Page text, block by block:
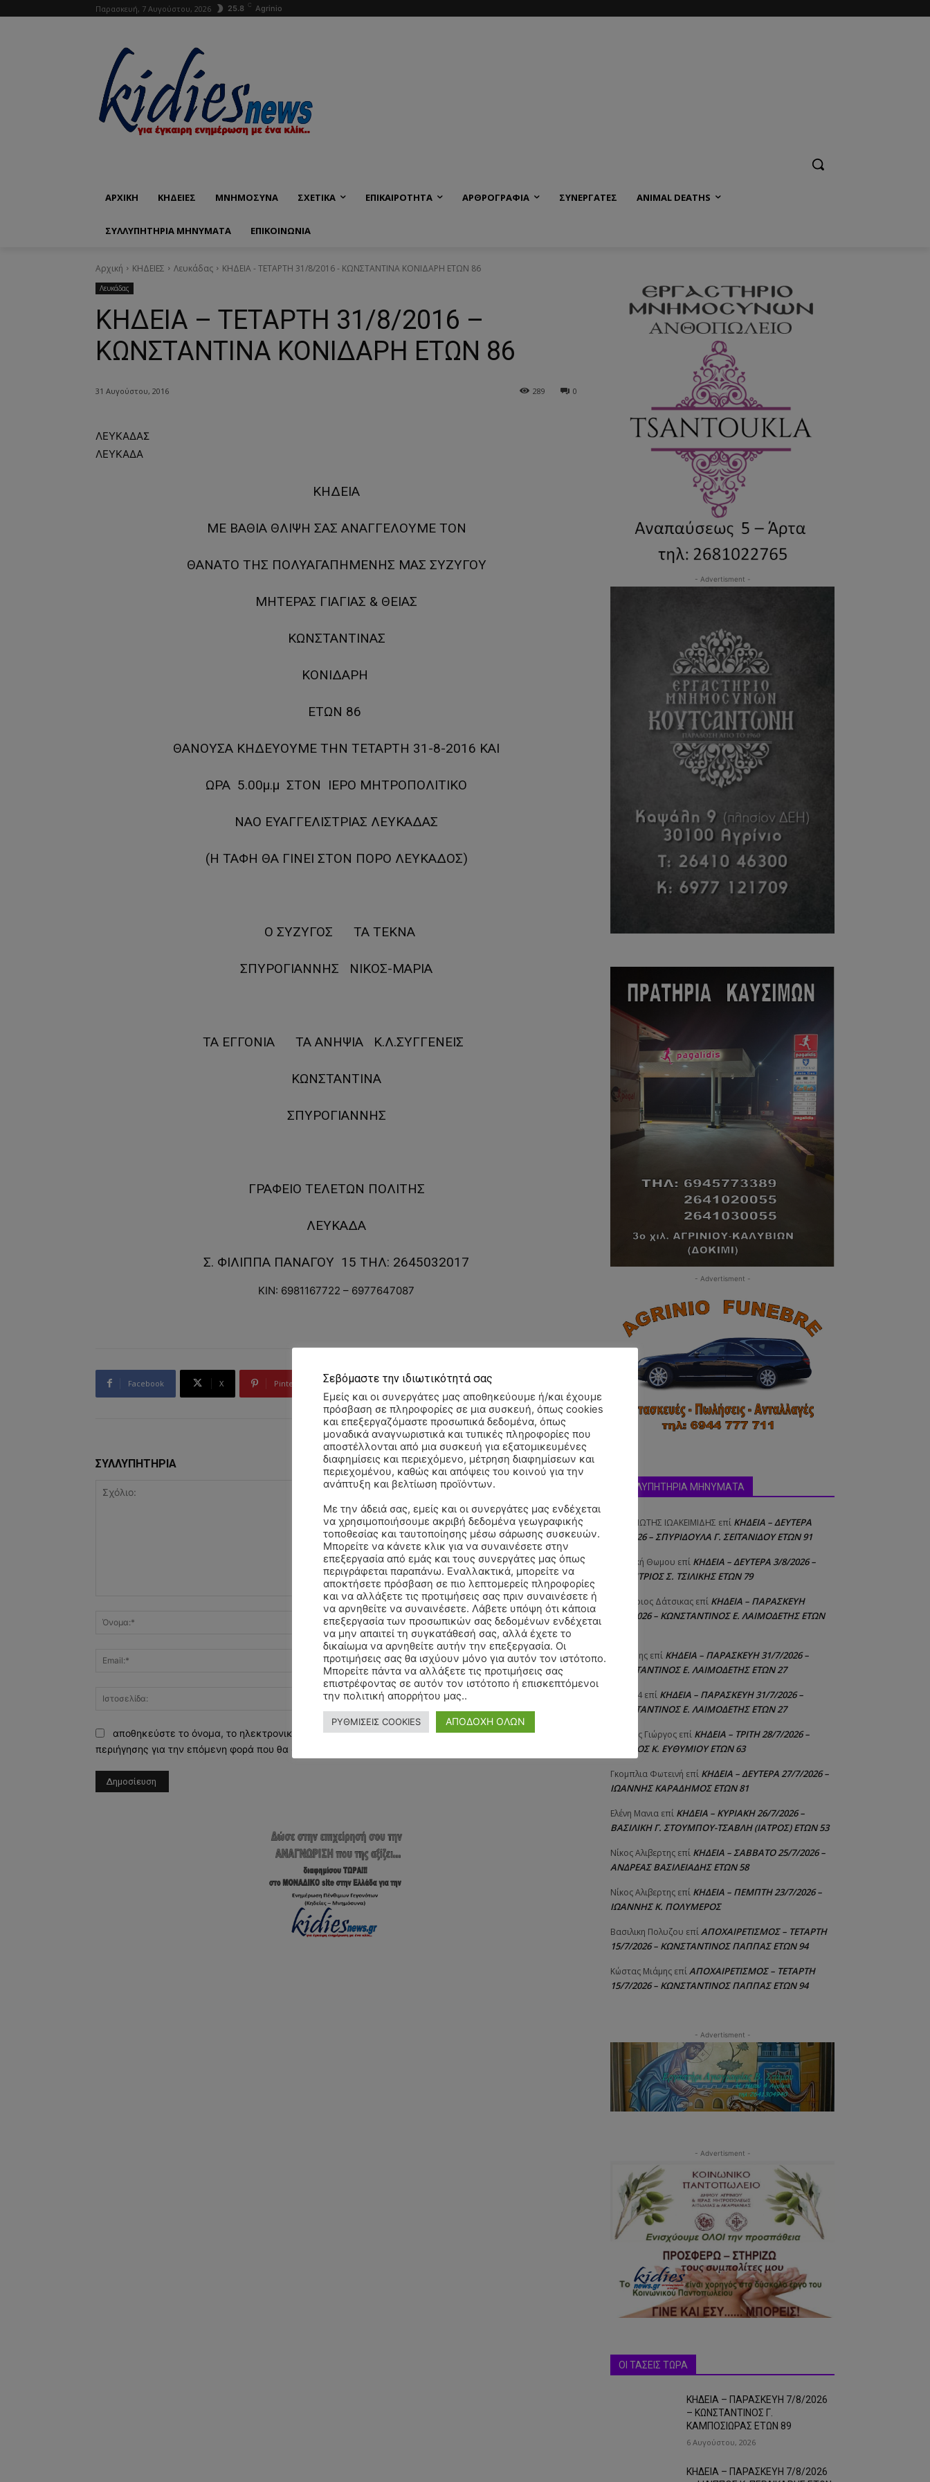
Παρασκευή, 7 Αυγούστου, 2026 25.8 C Agrinio
ΑΡΧΙΚΗ ΚΗΔΕΙΕΣ ΜΝΗΜΟΣΥΝΑ ΣΧΕΤΙΚΑ ΕΠΙΚΑΙΡΟΤΗΤΑ ΑΡΘΡΟΓΡΑΦΙΑ ΣΥΝΕΡΓΑΤΕΣ ANIMAL DEATHS
ΣΥΛΛΥΠΗΤΗΡΙΑ ΜΗΝΥΜΑΤΑ ΕΠΙΚΟΙΝΩΝΊΑ
Αρχική ΚΗΔΕΙΕΣ Λευκάδας ΚΗΔΕΙΑ - ΤΕΤΑΡΤΗ 31/8/2016 - ΚΩΝΣΤΑΝΤΙΝΑ ΚΟΝΙΔΑΡΗ ΕΤΩΝ 86
Λευκάδας
ΚΗΔΕΙΑ – ΤΕΤΑΡΤΗ 31/8/2016 –
ΚΩΝΣΤΑΝΤΙΝΑ ΚΟΝΙΔΑΡΗ ΕΤΩΝ 86
31 Αυγούστου, 2016 0
289
ΛΕΥΚΑΔΑΣ
ΛΕΥΚΑΔΑ
ΚΗΔΕΙΑ
ΜΕ ΒΑΘΙΑ ΘΛΙΨΗ ΣΑΣ ΑΝΑΓΓΕΛΟΥΜΕ ΤΟΝ
ΘΑΝΑΤΟ ΤΗΣ ΠΟΛΥΑΓΑΠΗΜΕΝΗΣ ΜΑΣ ΣΥΖΥΓΟΥ
ΜΗΤΕΡΑΣ ΓΙΑΓΙΑΣ & ΘΕΙΑΣ
ΚΩΝΣΤΑΝΤΙΝΑΣ
ΚΟΝΙΔΑΡΗ
ΕΤΩΝ 86
ΘΑΝΟΥΣΑ ΚΗΔΕΥΟΥΜΕ ΤΗΝ ΤΕΤΑΡΤΗ 31-8-2016 ΚΑΙ
ΩΡΑ 5.00μ.μ ΣΤΟΝ ΙΕΡΟ ΜΗΤΡΟΠΟΛΙΤΙΚΟ
ΝΑΟ ΕΥΑΓΓΕΛΙΣΤΡΙΑΣ ΛΕΥΚΑΔΑΣ
(Η ΤΑΦΗ ΘΑ ΓΙΝΕΙ ΣΤΟΝ ΠΟΡΟ ΛΕΥΚΑΔΟΣ)
Ο ΣΥΖΥΓΟΣ ΤΑ ΤΕΚΝΑ
ΣΠΥΡΟΓΙΑΝΝΗΣ ΝΙΚΟΣ-ΜΑΡΙΑ
ΤΑ ΕΓΓΟΝΙΑ ΤΑ ΑΝΗΨΙΑ Κ.Λ.ΣΥΓΓΕΝΕΙΣ
ΚΩΝΣΤΑΝΤΙΝΑ
ΣΠΥΡΟΓΙΑΝΝΗΣ
ΓΡΑΦΕΙΟ ΤΕΛΕΤΩΝ ΠΟΛΙΤΗΣ
ΛΕΥΚΑΔΑ
Σ. ΦΙΛΙΠΠΑ ΠΑΝΑΓΟΥ 15 ΤΗΛ: 2645032017
ΚΙΝ: 6981167722 – 6977647087
Facebook X Pinterest WhatsApp
ΣΥΛΛΥΠΗΤΗΡΙΑ
Όνομα:*
Email:*
αποθηκεύστε το όνομα, το ηλεκτρονικό ταχυδρομείο και τον ιστότοπό μου σε αυτό το πρόγραμμα
περιήγησης για την επόμενη φορά που θα σχολιάσω.
- Advertisment -
- Advertisment -
ΣΥΛΛΥΠΗΤΗΡΙΑ ΜΗΝΥΜΑΤΑ
ΠΑΝΑΓΙΩΤΗΣ IΩΑΚΕΙΜΙΔΗΣ επί ΚΗΔΕΙΑ – ΔΕΥΤΕΡΑ
3/8/2026 – ΣΠΥΡΙΔΟΥΛΑ Γ. ΣΕΪΤΑΝΙΔΟΥ ΕΤΩΝ 91
Αγγελική Θωμου επί ΚΗΔΕΙΑ – ΔΕΥΤΕΡΑ 3/8/2026 –
ΔΗΜΗΤΡΙΟΣ Σ. ΤΣΙΛΙΚΗΣ ΕΤΩΝ 79
Δημήτριος Δάτσικας επί ΚΗΔΕΙΑ – ΠΑΡΑΣΚΕΥΗ
31/7/2026 – ΚΩΝΣΤΑΝΤΙΝΟΣ Ε. ΛΑΙΜΟΔΕΤΗΣ ΕΤΩΝ
Λευτέρης επί ΚΗΔΕΙΑ – ΠΑΡΑΣΚΕΥΗ 31/7/2026 –
ΚΩΝΣΤΑΝΤΙΝΟΣ Ε. ΛΑΙΜΟΔΕΤΗΣ ΕΤΩΝ 27
Raniad4 επί ΚΗΔΕΙΑ – ΠΑΡΑΣΚΕΥΗ 31/7/2026 –
ΚΩΝΣΤΑΝΤΙΝΟΣ Ε. ΛΑΙΜΟΔΕΤΗΣ ΕΤΩΝ 27
Σιούτης Γιώργος επί ΚΗΔΕΙΑ – ΤΡΙΤΗ 28/7/2026 –
ΑΓΓΕΛΟΣ Κ. ΕΥΘΥΜΙΟΥ ΕΤΩΝ 63
Γκομπλια Φωτεινή επί ΚΗΔΕΙΑ – ΔΕΥΤΕΡΑ 27/7/2026 –
ΙΩΑΝΝΗΣ ΚΑΡΑΔΗΜΟΣ ΕΤΩΝ 81
Ελένη Μανια επί ΚΗΔΕΙΑ – ΚΥΡΙΑΚΗ 26/7/2026 –
ΒΑΣΙΛΙΚΗ Γ. ΣΤΟΥΜΠΟΥ-ΤΣΑΒΛΗ (ΙΑΤΡΟΣ) ΕΤΩΝ 53
Νίκος Αλιβερτης επί ΚΗΔΕΙΑ – ΣΑΒΒΑΤΟ 25/7/2026 –
ΑΝΔΡΕΑΣ ΒΑΣΙΛΕΙΑΔΗΣ ΕΤΩΝ 58
Νίκος Αλιβερτης επί ΚΗΔΕΙΑ – ΠΕΜΠΤΗ 23/7/2026 –
ΙΩΑΝΝΗΣ Κ. ΠΟΛΥΜΕΡΟΣ
Βασιλικη Πολυζου επίΑΠΟΧΑΙΡΕΤΙΣΜΟΣ – ΤΕΤΑΡΤΗ
15/7/2026 – ΚΩΝΣΤΑΝΤΙΝΟΣ ΠΑΠΠΑΣ ΕΤΩΝ 94
Κώστας Μιάμης επίΑΠΟΧΑΙΡΕΤΙΣΜΟΣ – ΤΕΤΑΡΤΗ
15/7/2026 – ΚΩΝΣΤΑΝΤΙΝΟΣ ΠΑΠΠΑΣ ΕΤΩΝ 94
- Advertisment -
- Advertisment -
ΟΙ ΤΑΣΕΙΣ ΤΩΡΑ
ΚΗΔΕΙΑ – ΠΑΡΑΣΚΕΥΗ 7/8/2026
– ΚΩΝΣΤΑΝΤΙΝΟΣ Γ.
ΚΑΜΠΟΣΙΩΡΑΣ ΕΤΩΝ 89
6 Αυγούστου, 2026
ΚΗΔΕΙΑ – ΠΑΡΑΣΚΕΥΗ 7/8/2026
Σεβόμαστε την ιδιωτικότητά σας
Εμείς και οι συνεργάτες μας αποθηκεύουμε ή/και έχουμε
πρόσβαση σε πληροφορίες σε μια συσκευή, όπως cookies
και επεξεργαζόμαστε προσωπικά δεδομένα, όπως
μοναδικά αναγνωριστικά και τυπικές πληροφορίες που
αποστέλλονται από μια συσκευή για εξατομικευμένες
διαφημίσεις και περιεχόμενο, μέτρηση διαφημίσεων και
περιεχομένου, καθώς και απόψεις του κοινού για την
ανάπτυξη και βελτίωση προϊόντων.
Με την άδειά σας, εμείς και οι συνεργάτες μας ενδέχεται
να χρησιμοποιήσουμε ακριβή δεδομένα γεωγραφικής
τοποθεσίας και ταυτοποίησης μέσω σάρωσης συσκευών.
Μπορείτε να κάνετε κλικ για να συναινέσετε στην
επεξεργασία από εμάς και τους συνεργάτες μας όπως
περιγράφεται παραπάνω. Εναλλακτικά, μπορείτε να
αποκτήσετε πρόσβαση σε πιο λεπτομερείς πληροφορίες
και να αλλάξετε τις προτιμήσεις σας πριν συναινέσετε ή
να αρνηθείτε να συναινέσετε. Λάβετε υπόψη ότι κάποια
επεξεργασία των προσωπικών σας δεδομένων ενδέχεται
να μην απαιτεί τη συγκατάθεσή σας, αλλά έχετε το
δικαίωμα να αρνηθείτε αυτήν την επεξεργασία. Οι
προτιμήσεις σας θα ισχύουν μόνο για αυτόν τον ιστότοπο.
Μπορείτε πάντα να αλλάξετε τις προτιμήσεις σας
επιστρέφοντας σε αυτόν τον ιστότοπο ή επισκεπτόμενοι
την πολιτική απορρήτου μας..
ΡΥΘΜΙΣΕΙΣ COOKIES ΑΠΟΔΟΧΗ ΟΛΩΝ